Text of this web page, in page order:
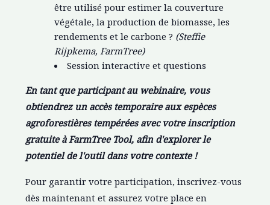
être utilisé pour estimer la couverture
végétale, la production de biomasse, les
rendements et le carbone ? (Steffie
Rijpkema, FarmTree)
Session interactive et questions
En tant que participant au webinaire, vous
obtiendrez un accès temporaire aux espèces
agroforestières tempérées avec votre inscription
gratuite à FarmTree Tool, afin d'explorer le
potentiel de l'outil dans votre contexte !
Pour garantir votre participation, inscrivez-vous
dès maintenant et assurez votre place en